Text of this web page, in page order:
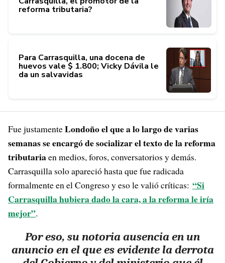
reforma tributaria?
Para Carrasquilla, una docena de
huevos vale $ 1.800; Vicky Dávila le
da un salvavidas
Fue justamenteLondoño el que a lo largo de varias
semanas se encargó de socializar el texto de la reforma
tributariaen medios, foros, conversatorios y demás.
Carrasquilla solo apareció hasta que fue radicada
formalmente en el Congreso y eso le valió críticas: “Si
Carrasquilla hubiera dado la cara, a la reforma le iría
mejor”.
Por eso, su notoria ausencia en un
anuncio en el que es evidente la derrota